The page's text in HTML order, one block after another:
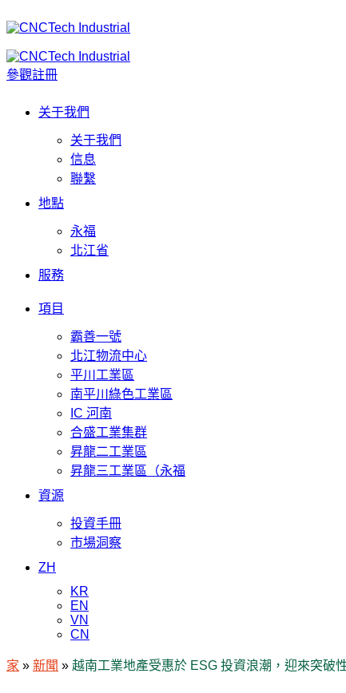
參觀註冊
关于我們
关于我們
信息
聯繫
地點
永福
北江省
服務
項目
霸善一號
北江物流中心
平川工業區
南平川綠色工業區
IC 河南
合盛工業集群
昇龍二工業區
昇龍三工業區（永福
資源
投資手冊
市場洞察
ZH
KR
EN
VN
CN
家 » 新聞 » 越南工業地產受惠於 ESG 投資浪潮，迎來突破